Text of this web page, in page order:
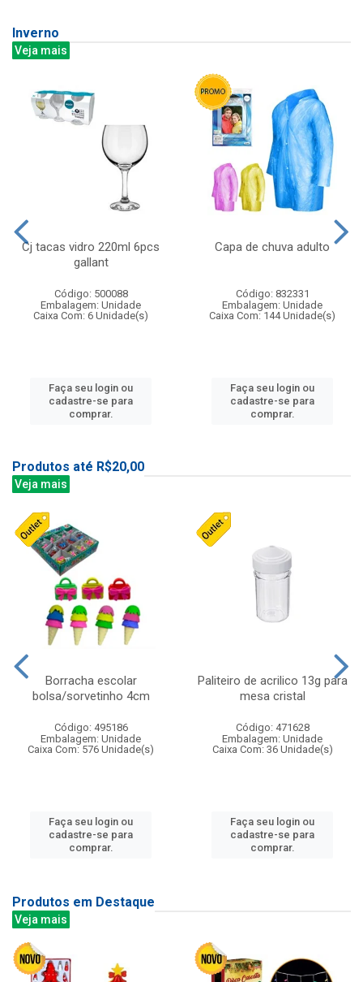
Inverno
Veja mais
Cj tacas vidro 220ml 6pcs
gallant
Código: 500088
Embalagem: Unidade
Caixa Com: 6 Unidade(s)
Faça seu login ou
cadastre-se para
comprar.
Capa de chuva adulto
Código: 832331
Embalagem: Unidade
Caixa Com: 144 Unidade(s)
Faça seu login ou
cadastre-se para
comprar.
Produtos até R$20,00
Veja mais
Borracha escolar
bolsa/sorvetinho 4cm
Código: 495186
Embalagem: Unidade
Caixa Com: 576 Unidade(s)
Faça seu login ou
cadastre-se para
comprar.
Paliteiro de acrilico 13g para
mesa cristal
Código: 471628
Embalagem: Unidade
Caixa Com: 36 Unidade(s)
Faça seu login ou
cadastre-se para
comprar.
Produtos em Destaque
Veja mais